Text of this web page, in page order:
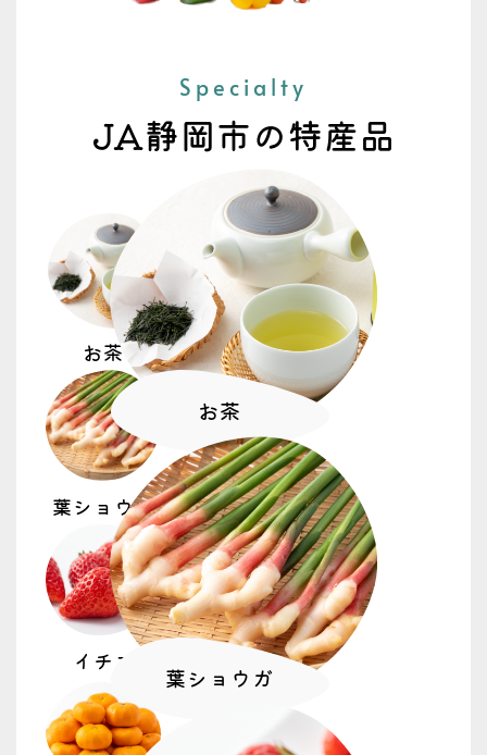
2026.07.08
トピックス 女性部
生活講座「消費者トラブル・特殊詐欺」開
2026.07.08
トピックス
「すっぱみかん」目揃え会 この酸っぱさ
が夏にいい！
トピックス
豊作の”ホオズキ盆飾り” 藁科補完作物実
践部会（WHO）
2026.07.06
トピックス
青壮年部
食農体験
千代田小 大豆播種体験 青壮年部東部支部
食育事業班
トピックス 食農体験
Specialty
JA静岡市の特産品
お茶
葉ショウガ
イチゴ
お茶
葉ショウガ